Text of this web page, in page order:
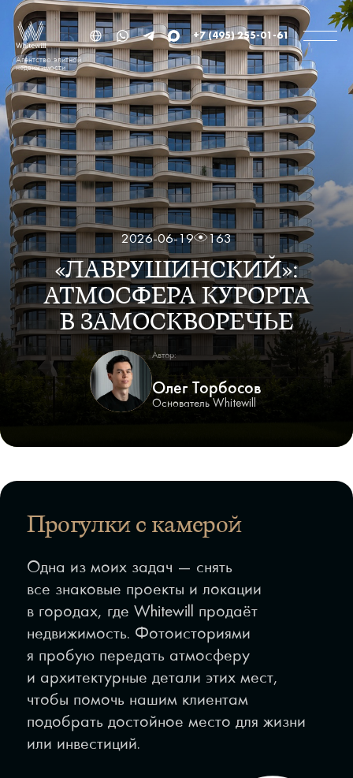
Агентство элитной
недвижимости
+7 (495) 255-01-61
2026-06-19 163
«ЛАВРУШИНСКИЙ»:
АТМОСФЕРА КУРОРТА
В ЗАМОСКВОРЕЧЬЕ
Автор:
Олег Торбосов
Основатель Whitewill
Прогулки с камерой
Одна из моих задач — снять
все знаковые проекты и локации
в городах, где Whitewill продаёт
недвижимость. Фотоисториями
я пробую передать атмосферу
и архитектурные детали этих мест,
чтобы помочь нашим клиентам
подобрать достойное место для жизни
или инвестиций.